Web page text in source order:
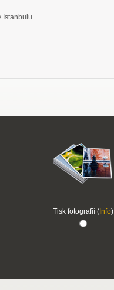
Istanbulu
Tisk fotografií (Info)